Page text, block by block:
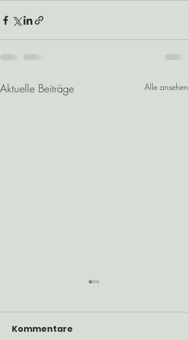
Aktuelle Beiträge Alle ansehen
Kraft und Balance
Yoga ist mehr als Bewegung –
Kommentare